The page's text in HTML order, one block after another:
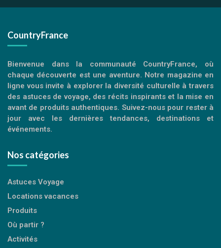
CountryFrance
Bienvenue dans la communauté CountryFrance, où
chaque découverte est une aventure. Notre magazine en
ligne vous invite à explorer la diversité culturelle à travers
des astuces de voyage, des récits inspirants et la mise en
avant de produits authentiques. Suivez-nous pour rester à
jour avec les dernières tendances, destinations et
événements.
Nos catégories
Astuces Voyage
Locations vacances
Produits
Où partir ?
Activités